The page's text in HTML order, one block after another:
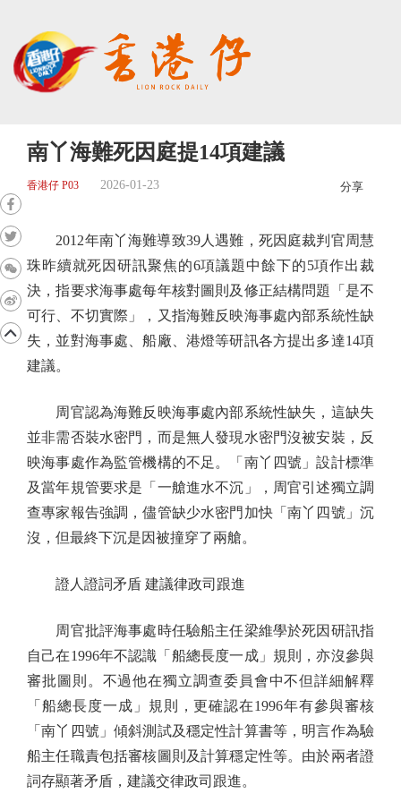
南丫海難死因庭提14項建議
香港仔 P03 2026-01-23 分享
2012年南丫海難導致39人遇難，死因庭裁判官周慧
珠昨續就死因研訊聚焦的6項議題中餘下的5項作出裁
決，指要求海事處每年核對圖則及修正結構問題「是不
可行、不切實際」，又指海難反映海事處內部系統性缺
失，並對海事處、船廠、港燈等研訊各方提出多達14項
建議。
周官認為海難反映海事處內部系統性缺失，這缺失
並非需否裝水密門，而是無人發現水密門沒被安裝，反
映海事處作為監管機構的不足。「南丫四號」設計標準
及當年規管要求是「一艙進水不沉」，周官引述獨立調
查專家報告強調，儘管缺少水密門加快「南丫四號」沉
沒，但最終下沉是因被撞穿了兩艙。
證人證詞矛盾 建議律政司跟進
周官批評海事處時任驗船主任梁維學於死因研訊指
自己在1996年不認識「船總長度一成」規則，亦沒參與
審批圖則。不過他在獨立調查委員會中不但詳細解釋
「船總長度一成」規則，更確認在1996年有參與審核
「南丫四號」傾斜測試及穩定性計算書等，明言作為驗
船主任職責包括審核圖則及計算穩定性等。由於兩者證
詞存顯著矛盾，建議交律政司跟進。